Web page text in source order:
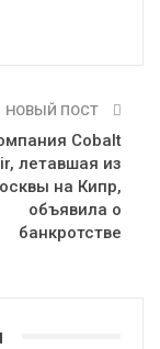
НОВЫЙ ПОСТ
Cobalt
летавшая из
на Кипр,
объявила о
банкротстве